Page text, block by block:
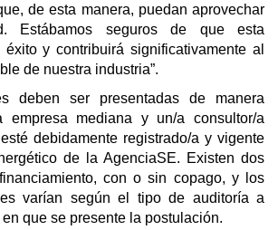
de esta manera, puedan aprovechar
Estábamos seguros de que esta
y contribuirá significativamente al
de nuestra industria”.
deben ser presentadas de manera
empresa mediana y un/a consultor/a
debidamente registrado/a y vigente
de la AgenciaSE. Existen dos
con o sin copago, y los
varían según el tipo de auditoría a
que se presente la postulación.